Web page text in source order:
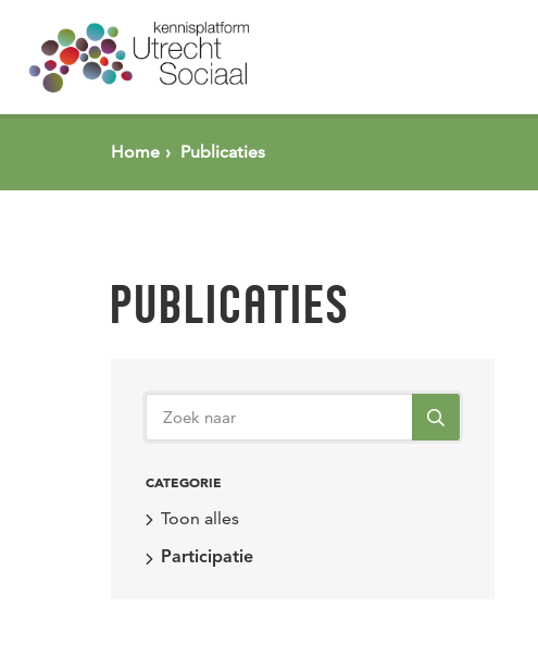
Home Publicaties
PUBLICATIES
CATEGORIE
Toon alles
Participatie